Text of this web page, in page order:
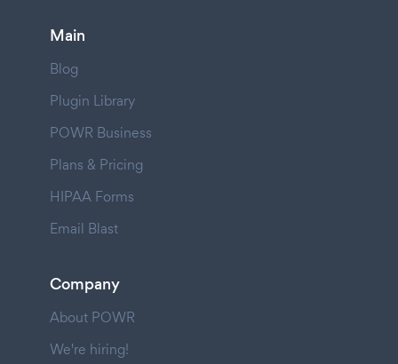
Main
Blog
Plugin Library
POWR Business
Plans & Pricing
HIPAA Forms
Email Blast
Company
About POWR
We're hiring!